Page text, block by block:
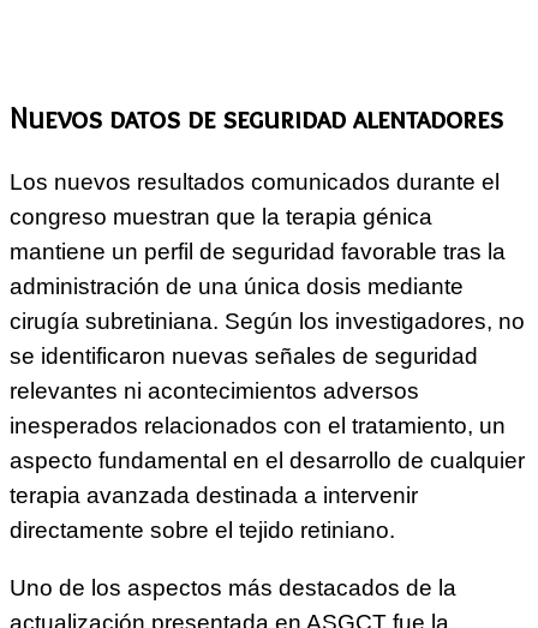
Nuevos datos de seguridad alentadores
Los nuevos resultados comunicados durante el
congreso muestran que la terapia génica
mantiene un perfil de seguridad favorable tras la
administración de una única dosis mediante
cirugía subretiniana. Según los investigadores, no
se identificaron nuevas señales de seguridad
relevantes ni acontecimientos adversos
inesperados relacionados con el tratamiento, un
aspecto fundamental en el desarrollo de cualquier
terapia avanzada destinada a intervenir
directamente sobre el tejido retiniano.
Uno de los aspectos más destacados de la
actualización presentada en ASGCT fue la